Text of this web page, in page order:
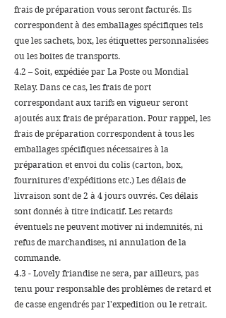
frais de préparation vous seront facturés. Ils
correspondent à des emballages spécifiques tels
que les sachets, box, les étiquettes personnalisées
ou les boites de transports.
4.2 – Soit, expédiée par La Poste ou Mondial
Relay. Dans ce cas, les frais de port
correspondant aux tarifs en vigueur seront
ajoutés aux frais de préparation. Pour rappel, les
frais de préparation correspondent à tous les
emballages spécifiques nécessaires à la
préparation et envoi du colis (carton, box,
fournitures d’expéditions etc.) Les délais de
livraison sont de 2 à 4 jours ouvrés. Ces délais
sont donnés à titre indicatif. Les retards
éventuels ne peuvent motiver ni indemnités, ni
refus de marchandises, ni annulation de la
commande.
4.3 - Lovely friandise ne sera, par ailleurs, pas
tenu pour responsable des problèmes de retard et
de casse engendrés par l'expedition ou le retrait.